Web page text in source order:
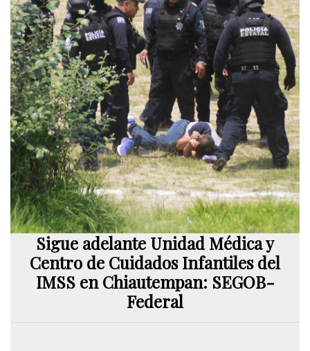
Sigue adelante Unidad Médica y
Centro de Cuidados Infantiles del
IMSS en Chiautempan: SEGOB-
Federal